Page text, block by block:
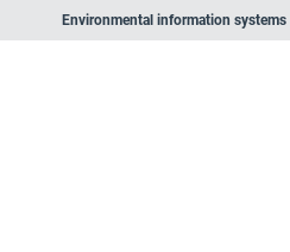
Environmental information systems